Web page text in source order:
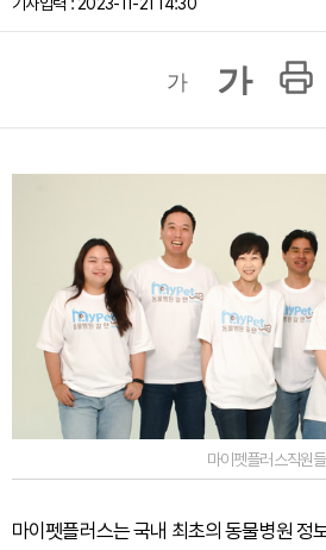
가 가
마이펫플러스직원들
마이펫플러스는 국내 최초의 동물병원 정